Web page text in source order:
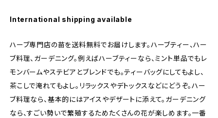
International shipping available
ハーブ専門店の苗を送料無料でお届けします。ハーブティー、ハー
ブ料理、ガーデニング。例えばハーブティーなら、ミント単品でもレ
モンバームやステビアとブレンドでも。ティーバッグにしてもよし、
茶こしで淹れてもよし。リラックスやデトックスなどにどうぞ。ハー
ブ料理なら、基本的にはアイスやデザートに添えて。ガーデニング
なら、すごい勢いで繁殖するためたくさんの花が楽しめます。一番